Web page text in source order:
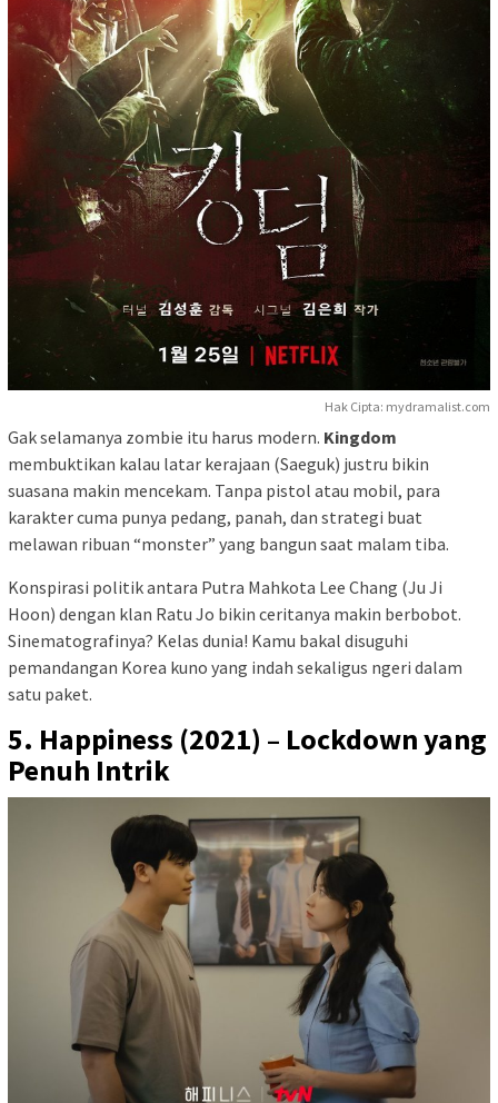
Hak Cipta: mydramalist.com
Gak selamanya zombie itu harus modern. Kingdom
membuktikan kalau latar kerajaan (Saeguk) justru bikin
suasana makin mencekam. Tanpa pistol atau mobil, para
karakter cuma punya pedang, panah, dan strategi buat
melawan ribuan “monster” yang bangun saat malam tiba.
Konspirasi politik antara Putra Mahkota Lee Chang (Ju Ji
Hoon) dengan klan Ratu Jo bikin ceritanya makin berbobot.
Sinematografinya? Kelas dunia! Kamu bakal disuguhi
pemandangan Korea kuno yang indah sekaligus ngeri dalam
satu paket.
5. Happiness (2021) – Lockdown yang
Penuh Intrik